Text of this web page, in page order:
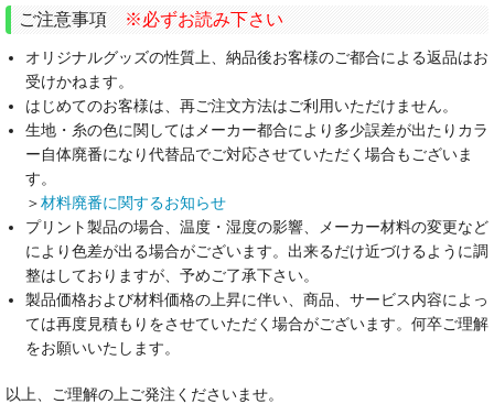
ユニフォームカタログ
ご利用ガイド Q.よくある質問
お問い合わせフォーム
ご注意事項 ※必ずお読み下さい
オリジナルグッズの性質上、納品後お客様のご都合による返品はお
受けかねます。
はじめてのお客様は、再ご注文方法はご利用いただけません。
生地・糸の色に関してはメーカー都合により多少誤差が出たりカラ
ー自体廃番になり代替品でご対応させていただく場合もございま
す。
＞材料廃番に関するお知らせ
プリント製品の場合、温度・湿度の影響、メーカー材料の変更など
により色差が出る場合がございます。出来るだけ近づけるように調
整はしておりますが、予めご了承下さい。
製品価格および材料価格の上昇に伴い、商品、サービス内容によっ
ては再度見積もりをさせていただく場合がございます。何卒ご理解
をお願いいたします。
以上、ご理解の上ご発注くださいませ。